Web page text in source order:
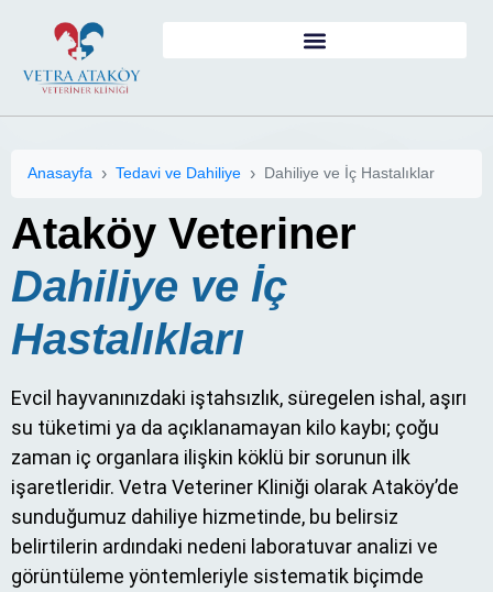
Anasayfa Tedavi ve Dahiliye Dahiliye ve İç Hastalıklar
Ataköy Veteriner
Dahiliye ve İç
Hastalıkları
Evcil hayvanınızdaki iştahsızlık, süregelen ishal, aşırı
su tüketimi ya da açıklanamayan kilo kaybı; çoğu
zaman iç organlara ilişkin köklü bir sorunun ilk
işaretleridir. Vetra Veteriner Kliniği olarak Ataköy’de
sunduğumuz dahiliye hizmetinde, bu belirsiz
belirtilerin ardındaki nedeni laboratuvar analizi ve
görüntüleme yöntemleriyle sistematik biçimde